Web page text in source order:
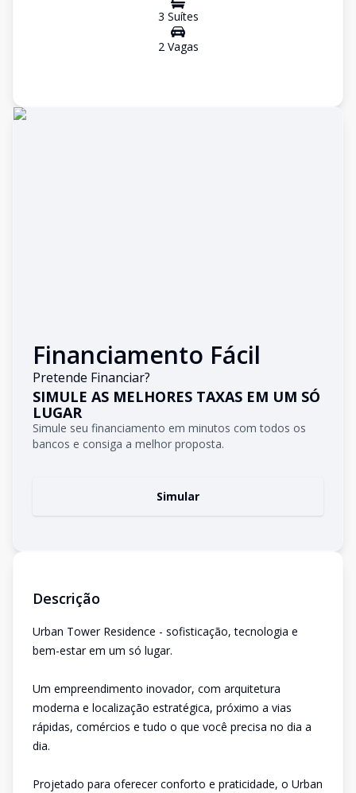
3 Suítes
2Vagas
Financiamento Fácil
Pretende Financiar?
SIMULE AS MELHORES TAXAS EM UM SÓ
LUGAR
Simule seu financiamento em minutos com todos os
bancos e consiga a melhor proposta.
Simular
Descrição
Urban Tower Residence - sofisticação, tecnologia e
bem-estar em um só lugar.
Um empreendimento inovador, com arquitetura
moderna e localização estratégica, próximo a vias
rápidas, comércios e tudo o que você precisa no dia a
dia.
Projetado para oferecer conforto e praticidade, o Urban